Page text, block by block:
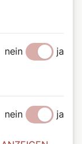
hat.
nein ja
nein ja